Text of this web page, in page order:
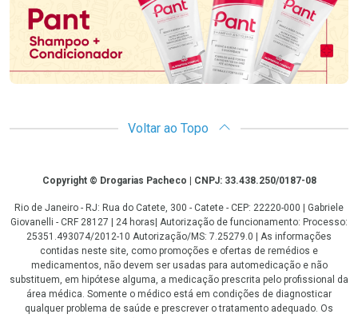
Voltar ao Topo
CopyrightCopyright © Drogarias Pacheco | CNPJ: 33.438.250/0187-08
Rio de Janeiro - RJ: Rua do Catete, 300 - Catete - CEP: 22220-000 | Gabriele
Giovanelli - CRF 28127 | 24 horas| Autorização de funcionamento: Processo:
25351.493074/2012-10 Autorização/MS: 7.25279.0 | As informações
contidas neste site, como promoções e ofertas de remédios e
medicamentos, não devem ser usadas para automedicação e não
substituem, em hipótese alguma, a medicação prescrita pelo profissional da
área médica. Somente o médico está em condições de diagnosticar
qualquer problema de saúde e prescrever o tratamento adequado. Os